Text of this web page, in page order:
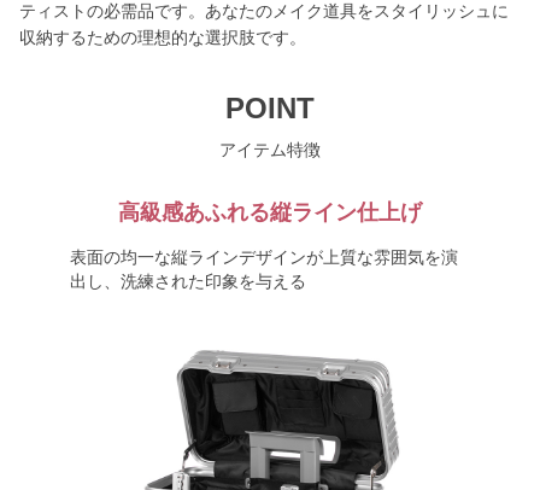
ティストの必需品です。あなたのメイク道具をスタイリッシュに
収納するための理想的な選択肢です。
POINT
アイテム特徴
高級感あふれる縦ライン仕上げ
表面の均一な縦ラインデザインが上質な雰囲気を演
出し、洗練された印象を与える